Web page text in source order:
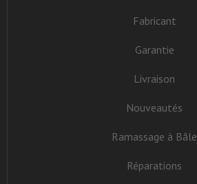
Fabricant
Garantie
Livraison
Nouveautés
Ramassage à Bâle
Réparations